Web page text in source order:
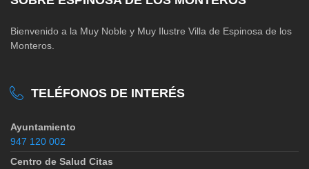
Bienvenido a la Muy Noble y Muy Ilustre Villa de Espinosa de los
Monteros.
TELÉFONOS DE INTERÉS
Ayuntamiento
947 120 002
Centro de Salud Citas